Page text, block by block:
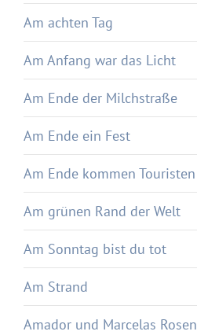
Am achten Tag
Am Anfang war das Licht
Am Ende der Milchstraße
Am Ende ein Fest
Am Ende kommen Touristen
Am grünen Rand der Welt
Am Sonntag bist du tot
Am Strand
Amador und Marcelas Rosen